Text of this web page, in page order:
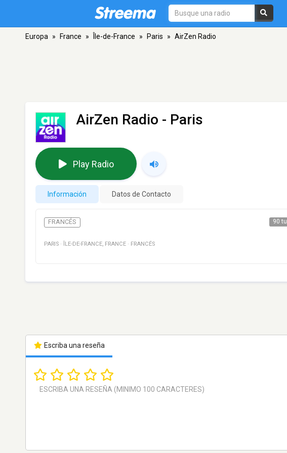
Europa » France » Île-de-France » Paris » AirZen Radio
AirZen Radio - Paris
Play Radio
Información Datos de Contacto
FRANCÉS 90
PARIS · ÎLE-DE-FRANCE, FRANCE · FRANCÉS
Escriba una reseña